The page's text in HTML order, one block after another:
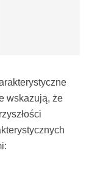
wskazują, że